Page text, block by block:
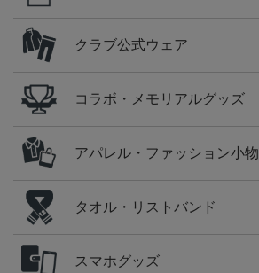
クラブ公式ウェア
コラボ・メモリアルグッズ
アパレル・ファッション小物
タオル・リストバンド
スマホグッズ